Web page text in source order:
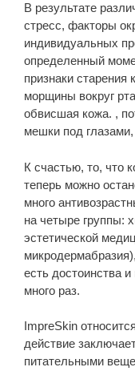
В результате
стресс, факторы
индивидуальных
определенный
признаки
морщины вокруг
обвисшая кожа. ,
мешки под
К счастью, то, что
теперь можно
много
на четыре группы:
эстетической
есть достоинства
много раз.
ImpreSkin
действие
питательными